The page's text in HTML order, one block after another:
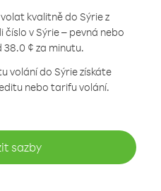
kvalitně do Sýrie z
číslo v Sýrie – pevná nebo
38.0 ¢ za minutu.
volání do Sýrie získáte
nebo tarifu volání.
sazby